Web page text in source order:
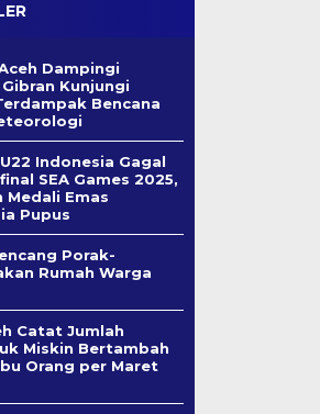
Dampingi
Kunjungi
Bencana
Indonesia Gagal
SEA Games 2025,
Medali Emas
Pupus
Porak-
Rumah Warga
Catat Jumlah
Miskin Bertambah
Orang per Maret